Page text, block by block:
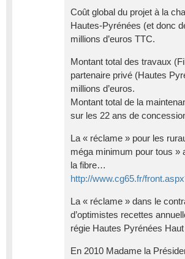
Coût global du projet à la
Hautes-Pyrénées (et donc
millions d’euros TTC.
Montant total des travaux
partenaire privé (Hautes
millions d’euros.
Montant total de la
sur les 22 ans de
La « réclame » pour les
méga minimum pour tous »
la fibre…
http://www.cg65.fr/
La « réclame » dans le
d’optimistes recettes
régie Hautes Pyrénées
En 2010 Madame la